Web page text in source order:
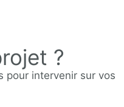
?
pour intervenir sur vos